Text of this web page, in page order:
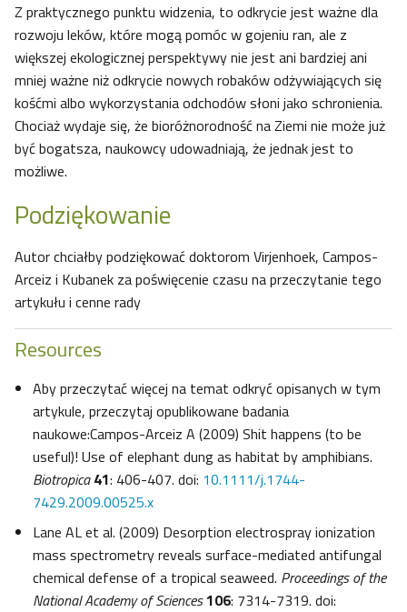
Z praktycznego punktu widzenia, to odkrycie jest ważne dla
rozwoju leków, które mogą pomóc w gojeniu ran, ale z
większej ekologicznej perspektywy nie jest ani bardziej ani
mniej ważne niż odkrycie nowych robaków odżywiających się
kośćmi albo wykorzystania odchodów słoni jako schronienia.
Chociaż wydaje się, że bioróżnorodność na Ziemi nie może już
być bogatsza, naukowcy udowadniają, że jednak jest to
możliwe.
Podziękowanie
Autor chciałby podziękować doktorom Virjenhoek, Campos-
Arceiz i Kubanek za poświęcenie czasu na przeczytanie tego
artykułu i cenne rady
Resources
Aby przeczytać więcej na temat odkryć opisanych w tym
artykule, przeczytaj opublikowane badania
naukowe:Campos-Arceiz A (2009) Shit happens (to be
useful)! Use of elephant dung as habitat by amphibians.
Biotropica 41: 406-407. doi: 10.1111/j.1744-
7429.2009.00525.x
Lane AL et al. (2009) Desorption electrospray ionization
mass spectrometry reveals surface-mediated antifungal
chemical defense of a tropical seaweed. Proceedings of the
National Academy of Sciences106: 7314-7319. doi: